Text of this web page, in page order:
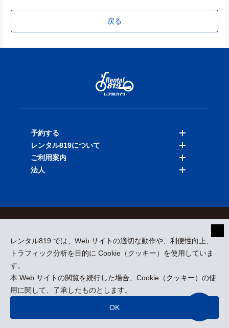
戻る
レンタル819 では、Web サイトの適切な動作や、利便性向上、
トラフィック分析を目的に Cookie（クッキー）を使用していま
す。
本 Web サイトの閲覧を続行した場合、Cookie（クッキー）の使
用に関して、了承したものとします。
OK
予約する
バイクを探す
店舗を探す
レンタル819について
料金表
ご利用案内
法人
採用情報
プレスリリース
kizuki Rental Service © All Rights Reserved.